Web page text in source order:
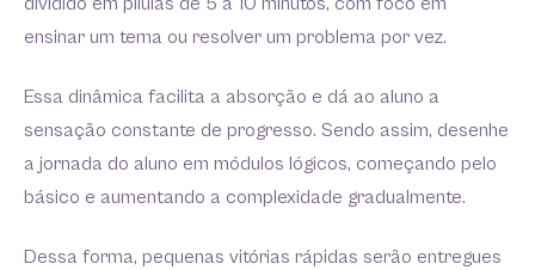
ensinar um tema ou resolver um problema por vez.
Essa dinâmica facilita a absorção e dá ao aluno a
sensação constante de progresso. Sendo assim, desenhe
a jornada do aluno em módulos lógicos, começando pelo
básico e aumentando a complexidade gradualmente.
Dessa forma, pequenas vitórias rápidas serão entregues